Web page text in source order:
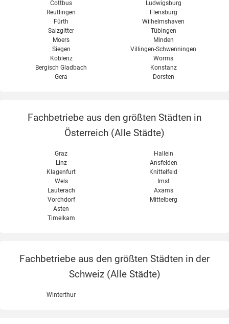
Cottbus
Reutlingen
Fürth
Salzgitter
Moers
Siegen
Koblenz
Bergisch Gladbach
Gera
Ludwigsburg
Flensburg
Wilhelmshaven
Tübingen
Minden
Villingen-Schwenningen
Worms
Konstanz
Dorsten
Fachbetriebe aus den größten Städten in
Österreich (Alle Städte)
Graz
Linz
Klagenfurt
Wels
Hallein
Ansfelden
Knittelfeld
Imst
Lauterach
Vorchdorf
Asten
Timelkam
Axams
Mittelberg
Fachbetriebe aus den größten Städten in der
Schweiz (Alle Städte)
Winterthur